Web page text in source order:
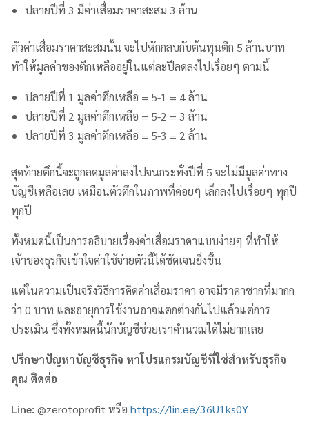
ปลายปีที่ 3 มีค่าเสื่อมราคาสะสม 3 ล้าน
ตัวค่าเสื่อมราคาสะสมนั้น จะไปหักกลบกับต้นทุนตึก 5 ล้านบาท
ทำให้มูลค่าของตึกเหลืออยู่ในแต่ละปีลดลงไปเรื่อยๆ ตามนี้
ปลายปีที่ 1 มูลค่าตึกเหลือ = 5-1 = 4 ล้าน
ปลายปีที่ 2 มูลค่าตึกเหลือ = 5-2 = 3 ล้าน
ปลายปีที่ 3 มูลค่าตึกเหลือ = 5-3 = 2 ล้าน
สุดท้ายตึกนี้จะถูกลดมูลค่าลงไปจนกระทั่งปีที่ 5 จะไม่มีมูลค่าทาง
บัญชีเหลือเลย เหมือนตัวตึกในภาพที่ค่อยๆ เล็กลงไปเรื่อยๆ ทุกปี
ทุกปี
ทั้งหมดนี้เป็นการอธิบายเรื่องค่าเสื่อมราคาแบบง่ายๆ ที่ทำให้
เจ้าของธุรกิจเข้าใจค่าใช้จ่ายตัวนี้ได้ชัดเจนยิ่งขึ้น
แต่ในความเป็นจริงวิธีการคิดค่าเสื่อมราคา อาจมีราคาซากที่มากก
ว่า 0 บาท และอายุการใช้งานอาจแตกต่างกันไปแล้วแต่การ
ประเมิน ซึ่งทั้งหมดนี้นักบัญชีช่วยเราคำนวณได้ไม่ยากเลย
ปรึกษาปัญหาบัญชีธุรกิจ หาโปรแกรมบัญชีที่ใช่สำหรับธุรกิจ
คุณ ติดต่อ
Line: @zerotoprofit หรือ https://lin.ee/36U1ks0Y